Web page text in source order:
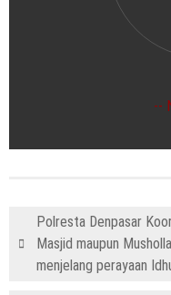
Polresta Denpasar
Masjid maupun
menjelang perayaan